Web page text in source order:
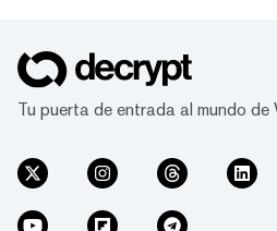
Tu puerta de entrada al mundo de